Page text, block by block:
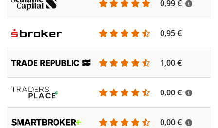
0,99 €
0,95 €
1,00 €
0,00 €
0,00 €